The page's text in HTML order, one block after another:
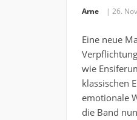
Arne 26.
Eine neue
wie
klassischen
emotionale
die Band